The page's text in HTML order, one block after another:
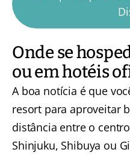
Onde se
ou em hotéis
A boa notícia é que
resort para aproveitar
distância entre o
Shinjuku, Shibuya ou